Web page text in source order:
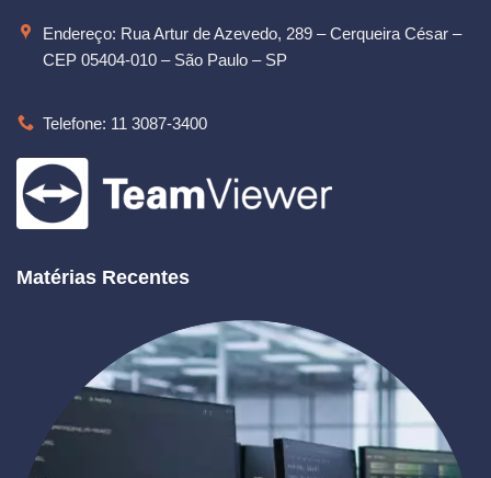
Endereço: Rua Artur de Azevedo, 289 – Cerqueira César –
CEP 05404-010 – São Paulo – SP
Telefone: 11 3087-3400
Matérias Recentes